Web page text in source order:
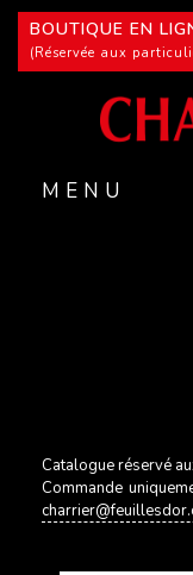
MENU
BOUTIQUE EN
(Réservée aux
Catalogue réservé
Commande
Panneau de gestion des